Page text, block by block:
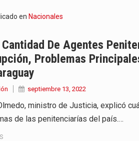
Ministerio de…
el Senado y,…
en Nacionales
De Agentes
Problemas
septiembre 13, 2022
ministro de Justicia, explicó
de las penitenciarías del país.…